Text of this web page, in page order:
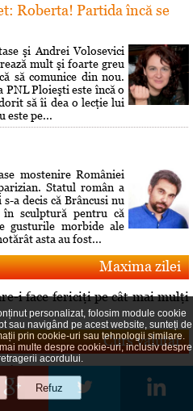
Roberta! Partida încă se
şi Andrei Volosevici
mult şi foarte greu
să comunice din nou.
Ploieşti este încă o
să îi dea o lecţie lui
este pe...
mostenire României
Statul român a
a decis că Brâncusi nu
sculptură pentru că
gusturile morbide ale
asta au fost...
Maxima zilei
i face fericiţi pe cât mai mulţi
Curs valutar
2026
RON
personalizat, folosim module cookie
sau navigând pe acest website, sunteți de
prin cookie-uri sau tehnologii similare.
mai multe despre cookie-uri, inclusiv despre
acordului.